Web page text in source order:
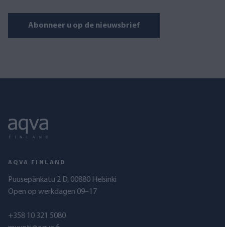
Abonneer u op de nieuwsbrief
AQVA FINLAND
Puusepänkatu 2 D, 00880 Helsinki
Open op werkdagen 09–17
+358 10 321 5080